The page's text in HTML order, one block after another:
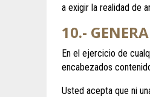
a exigir la realidad de
10.-
En el ejercicio de
encabezados
Usted acepta que ni